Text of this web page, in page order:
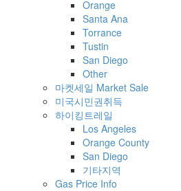
Orange
Santa Ana
Torrance
Tustin
San Diego
Other
마켓세일 Market Sale
미국시민권취득
하이킹트레일
Los Angeles
Orange County
San Diego
기타지역
Gas Price Info